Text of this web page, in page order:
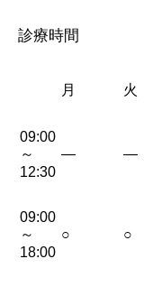
診療時間
月 火
09:00
～
12:30
— —
09:00
～
18:00
○ ○